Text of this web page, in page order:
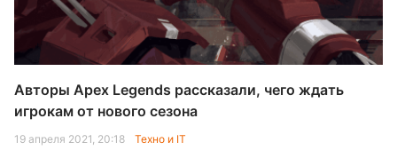
Авторы Apex Legends рассказали, чего ждать
игрокам от нового сезона
19 апреля 2021, 20:18 Техно и IT